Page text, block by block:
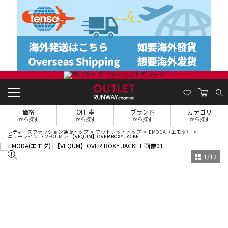
価格
から探す
OFF 率
から探す
ブランド
から探す
カテゴリ
から探す
レディースファッション通販トップ アウトレットトップ EMODA（エモダ）
ニューライン VEQUM 【VEQUM】OVER BOXY JACKET
1 /12